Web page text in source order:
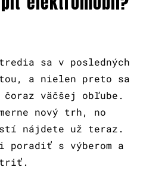
sa v posledných
a nielen preto sa
väčšej obľube.
nový trh, no
nájdete už teraz.
poradiť s výberom a